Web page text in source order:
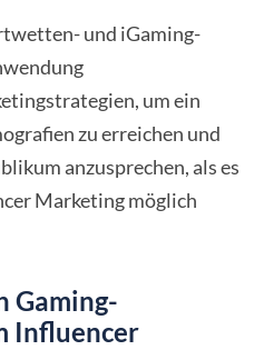
und iGaming-
um ein
zu erreichen und
anzusprechen, als es
Marketing möglich
Gaming-
Influencer